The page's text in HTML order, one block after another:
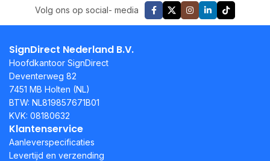
Volg ons op social- media
SignDirect Nederland B.V.
Hoofdkantoor SignDirect
Deventerweg 82
7451 MB Holten (NL)
BTW: NL819857671B01
KVK: 08180632
Klantenservice
Aanleverspecificaties
Levertijd en verzending